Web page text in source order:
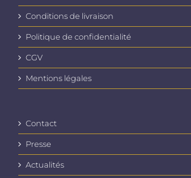
Conditions de livraison
Politique de confidentialité
CGV
Mentions légales
Contact
Presse
Actualités